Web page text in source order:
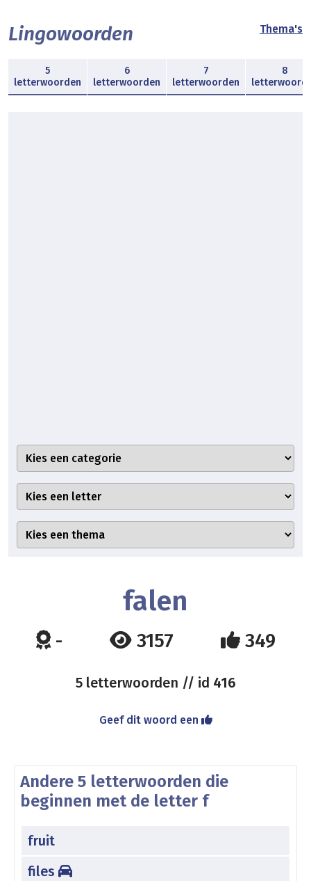
Lingowoorden Thema's
5
letterwoorden
6
letterwoorden
7
letterwoorden
8
falen
- 3157 349
5 letterwoorden // id 416
Geef dit woord een
Andere 5 letterwoorden die
beginnen met de letter f
fruit
files